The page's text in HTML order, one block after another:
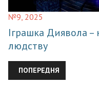
№9, 2025
Іграшка Диявола –
людству
ПОПЕРЕДНЯ СТАТТЯ:
ПОПЕРЕДНЯ